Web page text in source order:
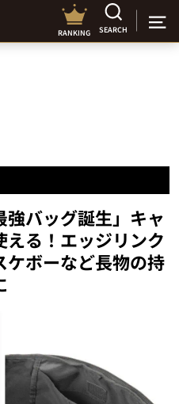
RANKING SEARCH
強バッグ誕生」キャ
える！エッジリンク
ボーなど長物の持